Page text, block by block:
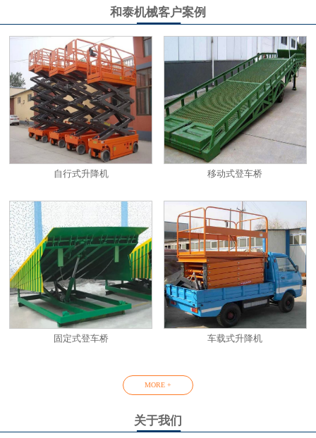
和泰机械客户案例
自行式升降机 移动式登车桥
固定式登车桥 车载式升降机
MORE +
关于我们